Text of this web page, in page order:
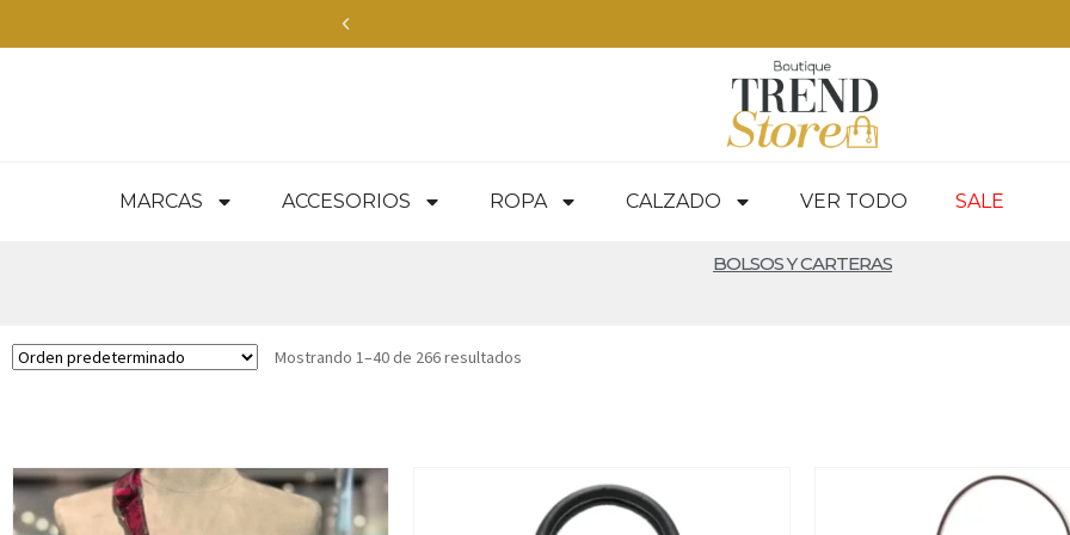
Envíos Express en RM — envíos a todo Chile en 24-48 hrs — ver productos
MARCAS ACCESORIOS ROPA CALZADO VER TODO SALE
BOLSOS Y CARTERAS
Mostrando 1–40 de 266 resultados